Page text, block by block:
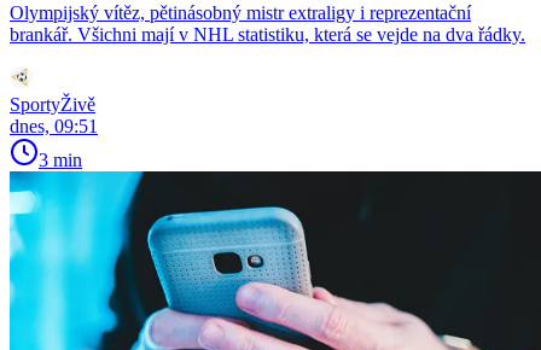
Olympijský vítěz, pětinásobný mistr extraligy i reprezentační
brankář. Všichni mají v NHL statistiku, která se vejde na dva řádky.
SportyŽivě
dnes, 09:51
3 min